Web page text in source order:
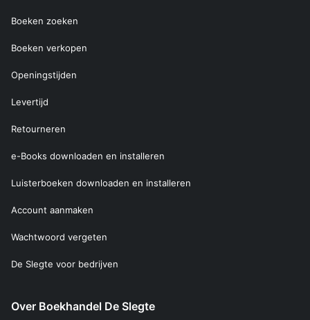
Boeken zoeken
Boeken verkopen
Openingstijden
Levertijd
Retourneren
e-Books downloaden en installeren
Luisterboeken downloaden en installeren
Account aanmaken
Wachtwoord vergeten
De Slegte voor bedrijven
Over Boekhandel De Slegte